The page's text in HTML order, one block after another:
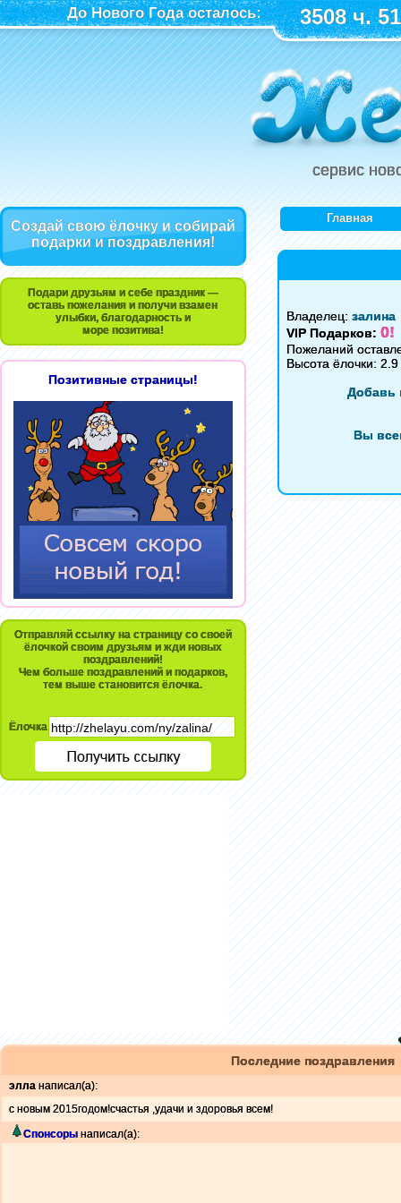
До Нового Года осталось: 3508 ч.
сервис
Создай свою ёлочку и собирай
подарки и поздравления!
Подари друзьям и себе праздник —
оставь пожелания и получи взамен
улыбки, благодарность и
море позитива!
Позитивные страницы!
Отправляй ссылку на страницу со своей
ёлочкой своим друзьям и жди новых
поздравлений!
Чем больше поздравлений и подарков,
тем выше становится ёлочка.
Ёлочка
Последние поздравления
элла написал(а):
с новым 2015годом!счастья ,удачи и здоровья всем!
Спонсоры написал(а):
Главная
Владелец: залина
VIP Подарков: 0!
Пожеланий
Высота ёлочки:
Добавь
Вы